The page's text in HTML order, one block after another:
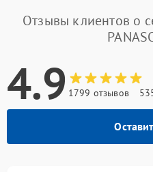
Отзывы клиентов о
4.9 1799 отзывов